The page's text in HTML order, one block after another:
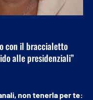
con il braccialetto
alle presidenziali”
non tenerla per te: